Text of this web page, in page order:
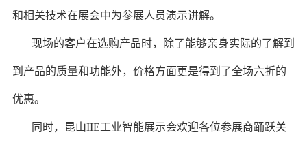
和相关技术在展会中为参展人员演示讲解。
现场的客户在选购产品时，除了能够亲身实际的了解到
到产品的质量和功能外，价格方面更是得到了全场六折的
优惠。
同时，昆山IIE工业智能展示会欢迎各位参展商踊跃关